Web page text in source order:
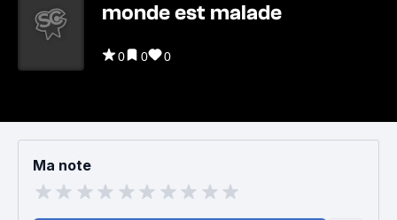
monde est malade
0 0 0
Ma note